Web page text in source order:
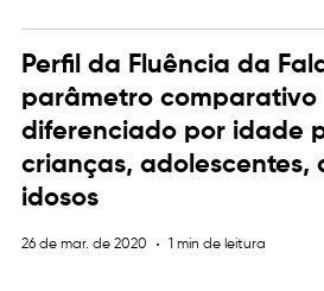
Perfil da Fluência da
parâmetro comparativo
diferenciado por idade
crianças, adolescentes,
idosos
26 de mar. de 2020 1 min de leitura